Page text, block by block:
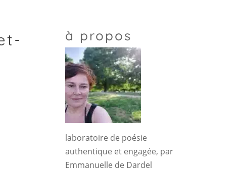
à propos
laboratoire de poésie
authentique et engagée, par
Emmanuelle de Dardel